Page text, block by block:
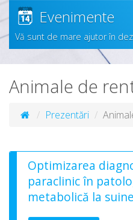
Evenimente
Vă sunt de mare ajutor în
Animale de
Prezentări
Optimizarea
paraclinic în
metabolică la suine